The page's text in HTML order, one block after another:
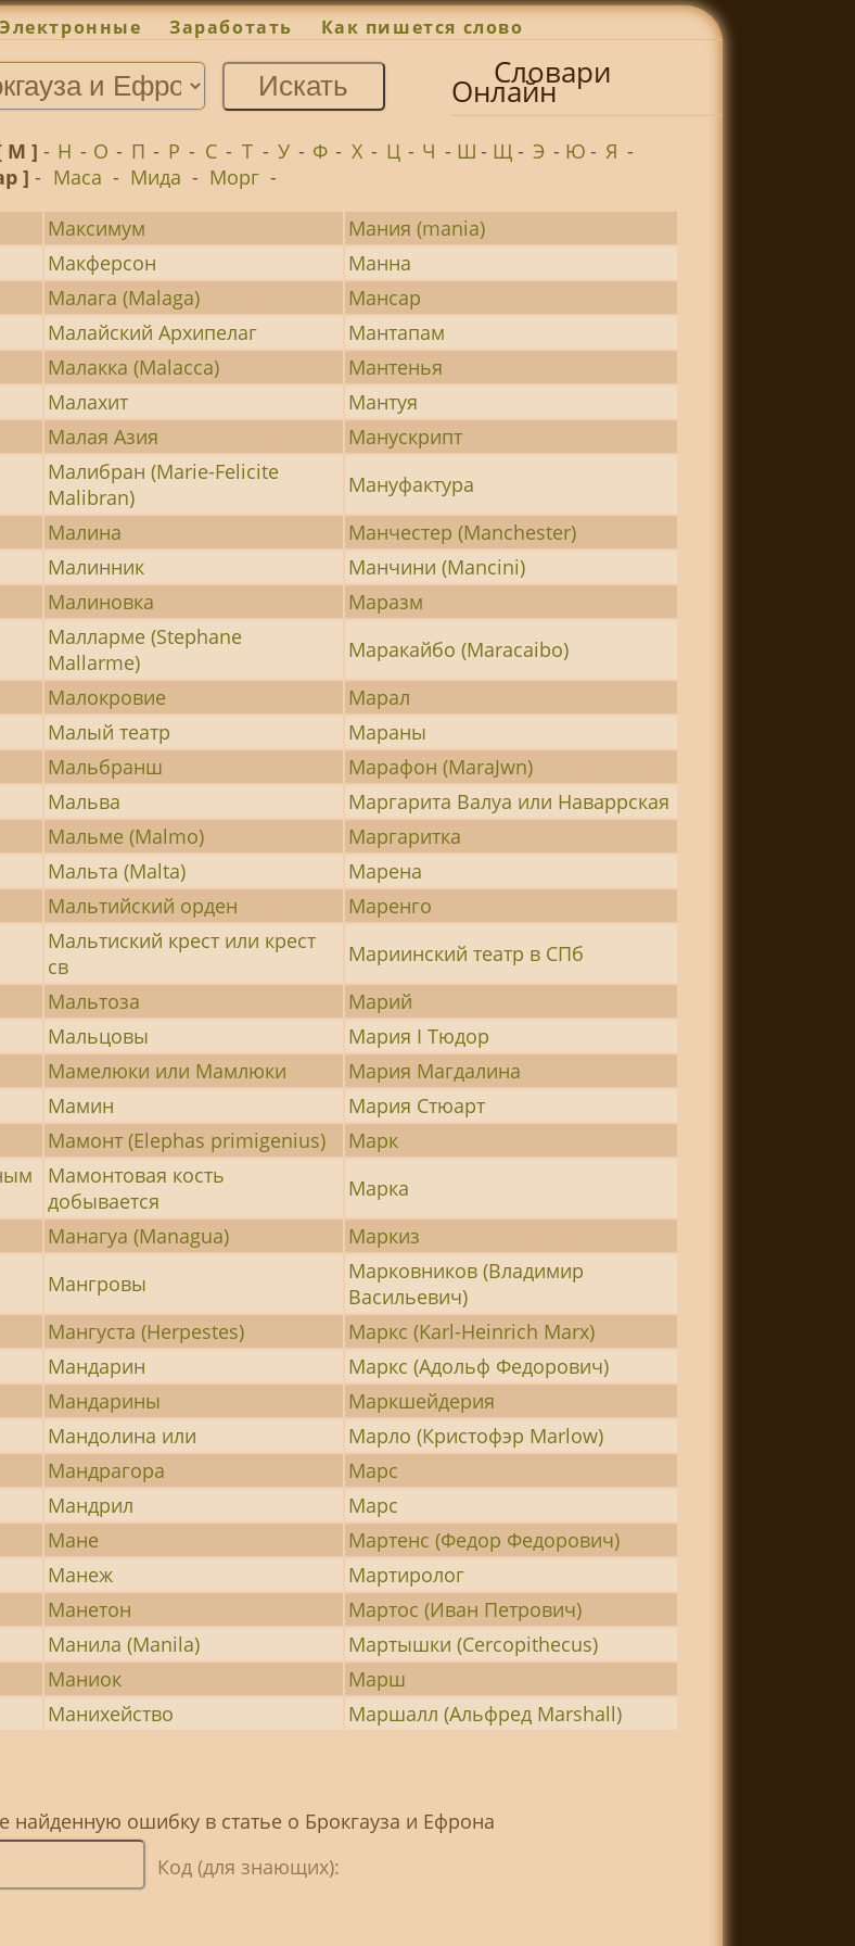
Электронные Заработать Как пишется слово
Словари
Онлайн
М ]- Н - О - П - Р - С - Т - У - Ф - Х - Ц - Ч - Ш - Щ- Э - Ю- Я -
]- Маса - Мида - Морг -
Максимум
Мания (mania)
Макферсон
Манна
Малага (Malaga)
Мансар
Малайский Архипелаг
Мантапам
Малакка (Malacca)
Мантенья
Малахит
Мантуя
Малая Азия
Манускрипт
Малибран (Marie-Felicite
Malibran)
Мануфактура
Малина
Манчестер (Manchester)
Малинник
Манчини (Mancini)
Малиновка
Маразм
Малларме (Stephane
Mallarme)
Маракайбо (Maracaibo)
Малокровие
Марал
Малый театр
Мараны
Мальбранш
Марафон (MaraJwn)
Мальва
Маргарита Валуа или Наваррская
Мальме (Malmo)
Маргаритка
Мальта (Malta)
Марена
Мальтийский орден
Маренго
Мальтиский крест или крест
св
Мариинский театр в СПб
Мальтоза
Марий
Мальцовы
Мария I Тюдор
Мамелюки или Мамлюки
Мария Магдалина
Мамин
Мария Стюарт
Мамонт (Elephas primigenius)
Марк
Мамонтовая кость
добывается
Марка
Манагуа (Managua)
Маркиз
Мангровы
Марковников (Владимир
Васильевич)
Мангуста (Herpestes)
Маркс (Karl-Heinrich Marx)
Мандарин
Маркс (Адольф Федорович)
Мандарины
Маркшейдерия
Мандолина или
Марло (Кристофэр Marlow)
Мандрагора
Марс
Мандрил
Марс
Мане
Мартенс (Федор Федорович)
Манеж
Мартиролог
Манетон
Мартос (Иван Петрович)
Манила (Manila)
Мартышки (Cercopithecus)
Маниок
Марш
Манихейство Маршалл (Альфред Marshall)
ошибку в статье о Брокгауза и Ефрона
Код (для знающих):